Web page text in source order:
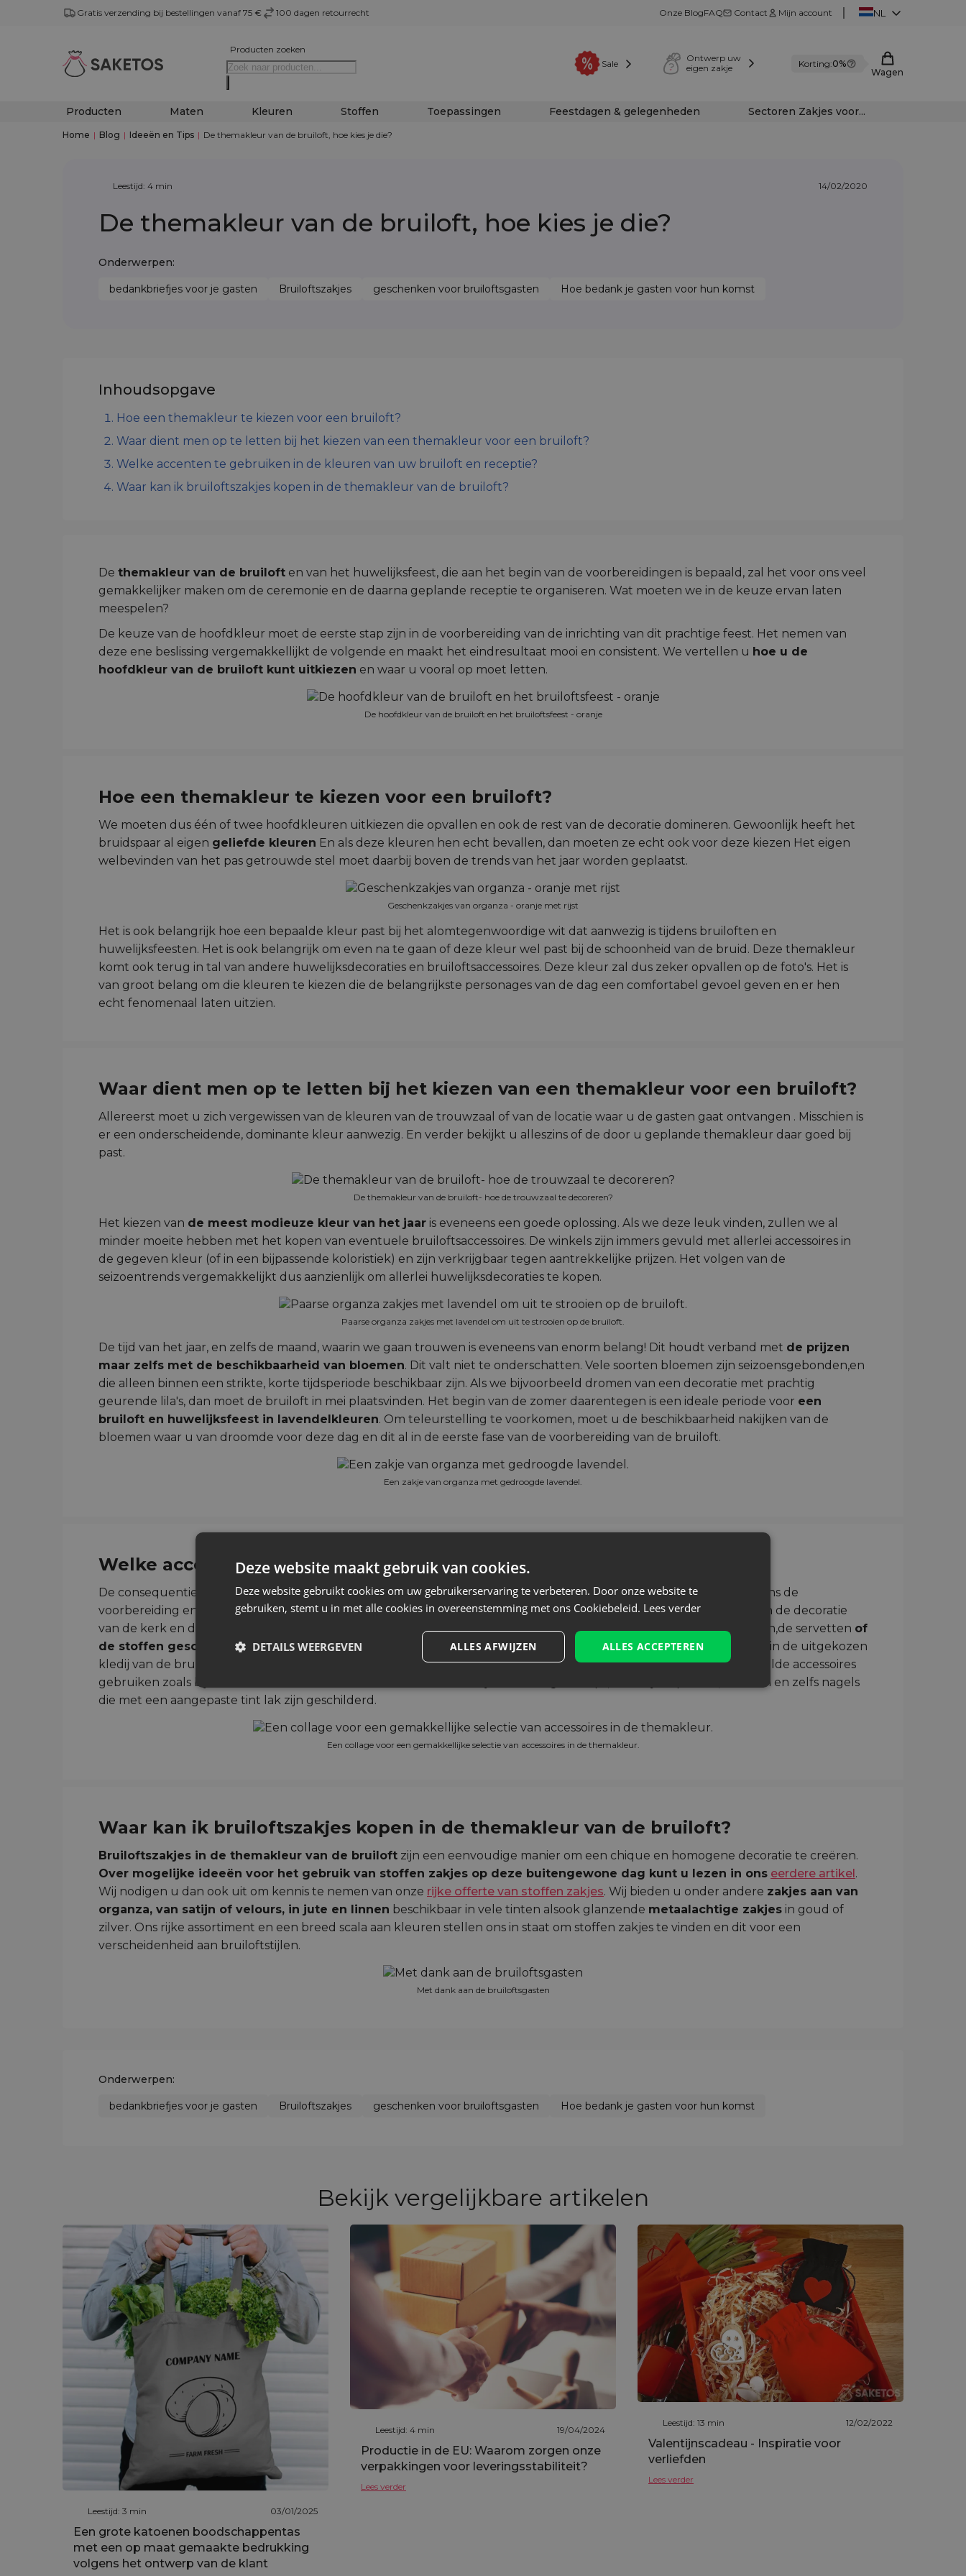
Gratis verzending bij bestellingen vanaf 75 € 100 dagen retourrecht Onze BlogFAQ Contact Mijn account NL
Producten zoeken
Sale
Ontwerp uw
eigen zakje
Korting:0%
Wagen
Producten Maten Kleuren Stoffen Toepassingen Feestdagen & gelegenheden Sectoren Zakjes voor...
Home | Blog | Ideeën en Tips | De themakleur van de bruiloft, hoe kies je die?
Leestijd: 4 min 14/02/2020
De themakleur van de bruiloft, hoe kies je die?
Onderwerpen:
bedankbriefjes voor je gasten Bruiloftszakjes geschenken voor bruiloftsgasten Hoe bedank je gasten voor hun komst
Inhoudsopgave
Hoe een themakleur te kiezen voor een bruiloft?
Waar dient men op te letten bij het kiezen van een themakleur voor een bruiloft?
Welke accenten te gebruiken in de kleuren van uw bruiloft en receptie?
Waar kan ik bruiloftszakjes kopen in de themakleur van de bruiloft?
De themakleur van de bruiloft en van het huwelijksfeest, die aan het begin van de voorbereidingen is bepaald, zal het voor ons veel
gemakkelijker maken om de ceremonie en de daarna geplande receptie te organiseren. Wat moeten we in de keuze ervan laten
meespelen?
De keuze van de hoofdkleur moet de eerste stap zijn in de voorbereiding van de inrichting van dit prachtige feest. Het nemen van
deze ene beslissing vergemakkellijkt de volgende en maakt het eindresultaat mooi en consistent. We vertellen u hoe u de
hoofdkleur van de bruiloft kunt uitkiezen en waar u vooral op moet letten.
De hoofdkleur van de bruiloft en het bruiloftsfeest - oranje
Hoe een themakleur te kiezen voor een bruiloft?
We moeten dus één of twee hoofdkleuren uitkiezen die opvallen en ook de rest van de decoratie domineren. Gewoonlijk heeft het
bruidspaar al eigen geliefde kleuren En als deze kleuren hen echt bevallen, dan moeten ze echt ook voor deze kiezen Het eigen
welbevinden van het pas getrouwde stel moet daarbij boven de trends van het jaar worden geplaatst.
Geschenkzakjes van organza - oranje met rijst
Het is ook belangrijk hoe een bepaalde kleur past bij het alomtegenwoordige wit dat aanwezig is tijdens bruiloften en
huwelijksfeesten. Het is ook belangrijk om even na te gaan of deze kleur wel past bij de schoonheid van de bruid. Deze themakleur
komt ook terug in tal van andere huwelijksdecoraties en bruiloftsaccessoires. Deze kleur zal dus zeker opvallen op de foto's. Het is
van groot belang om die kleuren te kiezen die de belangrijkste personages van de dag een comfortabel gevoel geven en er hen
echt fenomenaal laten uitzien.
Waar dient men op te letten bij het kiezen van een themakleur voor een bruiloft?
Allereerst moet u zich vergewissen van de kleuren van de trouwzaal of van de locatie waar u de gasten gaat ontvangen . Misschien is
er een onderscheidende, dominante kleur aanwezig. En verder bekijkt u alleszins of de door u geplande themakleur daar goed bij
past.
De themakleur van de bruiloft- hoe de trouwzaal te decoreren?
Het kiezen van de meest modieuze kleur van het jaar is eveneens een goede oplossing. Als we deze leuk vinden, zullen we al
minder moeite hebben met het kopen van eventuele bruiloftsaccessoires. De winkels zijn immers gevuld met allerlei accessoires in
de gegeven kleur (of in een bijpassende koloristiek) en zijn verkrijgbaar tegen aantrekkelijke prijzen. Het volgen van de
seizoentrends vergemakkelijkt dus aanzienlijk om allerlei huwelijksdecoraties te kopen.
Paarse organza zakjes met lavendel om uit te strooien op de bruiloft.
De tijd van het jaar, en zelfs de maand, waarin we gaan trouwen is eveneens van enorm belang! Dit houdt verband met de prijzen
maar zelfs met de beschikbaarheid van bloemen. Dit valt niet te onderschatten. Vele soorten bloemen zijn seizoensgebonden,en
die alleen binnen een strikte, korte tijdsperiode beschikbaar zijn. Als we bijvoorbeeld dromen van een decoratie met prachtig
geurende lila's, dan moet de bruiloft in mei plaatsvinden. Het begin van de zomer daarentegen is een ideale periode voor een
bruiloft en huwelijksfeest in lavendelkleuren. Om teleurstelling te voorkomen, moet u de beschikbaarheid nakijken van de
bloemen waar u van droomde voor deze dag en dit al in de eerste fase van de voorbereiding van de bruiloft.
Een zakje van organza met gedroogde lavendel.
Welke accenten te gebruiken in de kleuren van uw bruiloft en receptie?
De consequentie van de keuzes garandeert een prachtig eindresultaat.De themakleur van de bruiloft
kan al tijdens de
voorbereiding en bij de uitnodigingen voor de ceremonie worden gebruikt. Deze kleur moet ook worden gebruikt in de decoratie
van de kerk en de trouwzaal. De kleur kan voorkomen in de decoraties op de bruidstaart, in de kleur van de bloemen,de servetten of
de stoffen geschenkzakjes om de bruiloftsgasten te bedanken.Dezelfde kleurschakering komt ook vaak voor in de uitgekozen
kledij van de bruid en bruidegom. De mannen kiezen meestal voor een kleurrijke das. Dames zullen dan weer bepaalde accessoires
gebruiken zoals bijvoorbeeld een lint dat in de taille van een trouwjurk wordt geknoopt, kleurrijke spelden, sieraden en zelfs nagels
die met een aangepaste tint lak zijn geschilderd.
Een collage voor een gemakkellijke selectie van accessoires in de themakleur.
Waar kan ik bruiloftszakjes kopen in de themakleur van de bruiloft?
Bruiloftszakjes in de themakleur van de bruiloft zijn een eenvoudige manier om een chique en homogene decoratie te creëren.
Over mogelijke ideeën voor het gebruik van stoffen zakjes op deze buitengewone dag kunt u lezen in ons eerdere artikel.
Wij nodigen u dan ook uit om kennis te nemen van onze rijke offerte van stoffen zakjes. Wij bieden u onder andere zakjes aan van
organza, van satijn of velours, in jute en linnen beschikbaar in vele tinten alsook glanzende metaalachtige zakjes in goud of
zilver. Ons rijke assortiment en een breed scala aan kleuren stellen ons in staat om stoffen zakjes te vinden en dit voor een
verscheidenheid aan bruiloftstijlen.
Met dank aan de bruiloftsgasten
Onderwerpen:
bedankbriefjes voor je gasten Bruiloftszakjes geschenken voor bruiloftsgasten Hoe bedank je gasten voor hun komst
Bekijk vergelijkbare artikelen
Leestijd: 3 min 03/01/2025
Een grote katoenen boodschappentas
met een op maat gemaakte bedrukking
volgens het ontwerp van de klant
Leestijd: 4 min 19/04/2024
Productie in de EU: Waarom zorgen onze
verpakkingen voor leveringsstabiliteit?
Lees verder
Leestijd: 13 min 12/02/2022
Valentijnscadeau - Inspiratie voor
verliefden
Lees verder
Deze website maakt gebruik van cookies.
Deze website gebruikt cookies om uw gebruikerservaring te verbeteren. Door onze website te
gebruiken, stemt u in met alle cookies in overeenstemming met ons Cookiebeleid. Lees verder
ALLES ACCEPTEREN
ALLES AFWIJZEN
DETAILS WEERGEVEN